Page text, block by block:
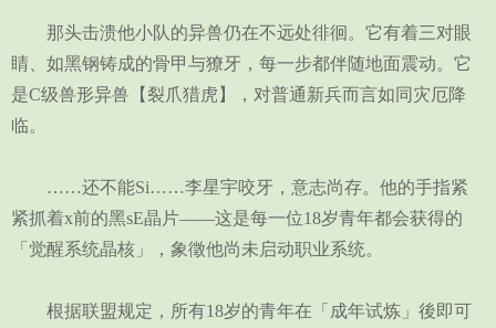
那头击溃他小队的异兽仍在不远处徘徊。它有着三对眼
睛、如黑钢铸成的骨甲与獠牙，每一步都伴随地面震动。它
是C级兽形异兽【裂爪猎虎】，对普通新兵而言如同灾厄降
临。
……还不能Si……李星宇咬牙，意志尚存。他的手指紧
紧抓着x前的黑sE晶片——这是每一位18岁青年都会获得的
「觉醒系统晶核」，象徵他尚未启动职业系统。
根据联盟规定，所有18岁的青年在「成年试炼」後即可